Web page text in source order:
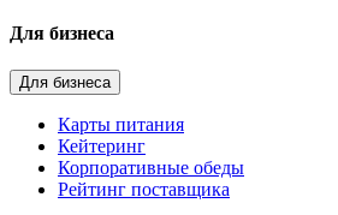
Для бизнеса
Для бизнеса
Карты питания
Кейтеринг
Корпоративные обеды
Рейтинг поставщика